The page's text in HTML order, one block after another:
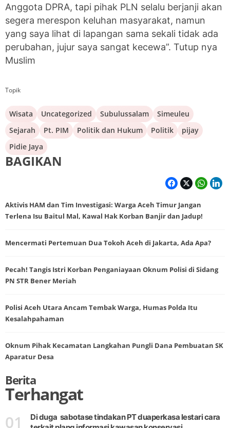
Anggota DPRA, tapi pihak PLN selalu berjanji akan
segera merespon keluhan masyarakat, namun
yang saya lihat di lapangan sama sekali tidak ada
perubahan, jujur saya sangat kecewa”. Tutup nya
Muslim
Topik
Wisata Uncategorized Subulussalam
Simeuleu
Sejarah
Pt. PIM Politik dan Hukum Politik
pijay
Pidie Jaya
BAGIKAN
Aktivis HAM dan Tim Investigasi: Warga Aceh Timur Jangan
Terlena Isu Baitul Mal, Kawal Hak Korban Banjir dan Jadup!
Mencermati Pertemuan Dua Tokoh Aceh di Jakarta, Ada Apa?
Pecah! Tangis Istri Korban Penganiayaan Oknum Polisi di Sidang
PN STR Bener Meriah
Polisi Aceh Utara Ancam Tembak Warga, Humas Polda Itu
Kesalahpahaman
Oknum Pihak Kecamatan Langkahan Pungli Dana Pembuatan SK
Aparatur Desa
Berita
Terhangat
01
Di duga sabotase tindakan PT duaperkasa lestari cara